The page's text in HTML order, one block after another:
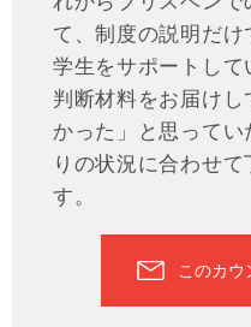
て、制度の説明だ
学生をサポートして
判断材料をお届けし
かった」と思ってい
りの状況に合わせ
す。
このカウ